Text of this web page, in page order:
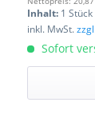
Inhalt: 1 Stück
inkl. MwSt.
Sofort